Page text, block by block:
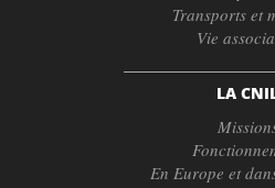
Transports et
Vie
LA
En Europe et